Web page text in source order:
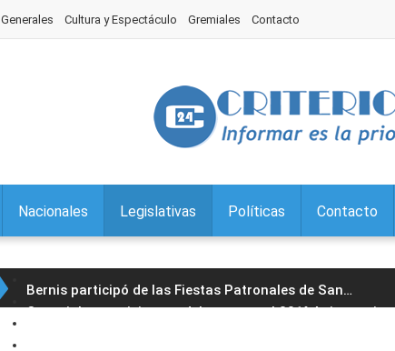
Generales Cultura y Espectáculo Gremiales Contacto
Nacionales Legislativas Políticas Contacto
Bernis participó de las Fiestas Patronales de San…
Concejales participaron del acto por el 201° Aniversario…